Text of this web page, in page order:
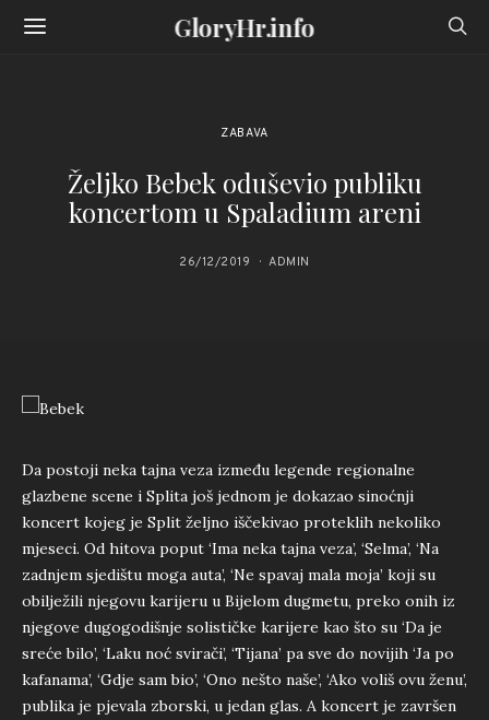
GloryHr.info
ZABAVA
Željko Bebek oduševio publiku
koncertom u Spaladium areni
26/12/2019 ADMIN
Da postoji neka tajna veza između legende regionalne
glazbene scene i Splita još jednom je dokazao sinoćnji
koncert kojeg je Split željno iščekivao proteklih nekoliko
mjeseci. Od hitova poput ‘Ima neka tajna veza’, ‘Selma’, ‘Na
zadnjem sjedištu moga auta’, ‘Ne spavaj mala moja’ koji su
obilježili njegovu karijeru u Bijelom dugmetu, preko onih iz
njegove dugogodišnje solističke karijere kao što su ‘Da je
sreće bilo’, ‘Laku noć svirači’, ‘Tijana’ pa sve do novijih ‘Ja po
kafanama’, ‘Gdje sam bio’, ‘Ono nešto naše’, ‘Ako voliš ovu ženu’,
publika je pjevala zborski, u jedan glas. A koncert je završen